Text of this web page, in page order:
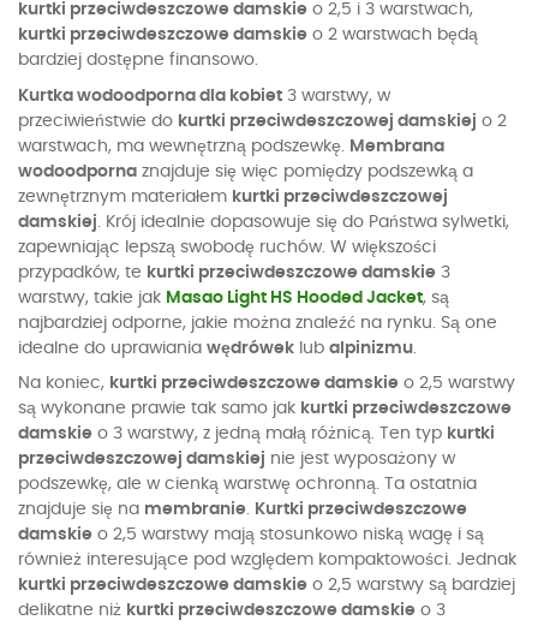
kurtki przeciwdeszczowe damskie o 2,5 i 3 warstwach,
kurtki przeciwdeszczowe damskie o 2 warstwach będą
bardziej dostępne finansowo.
Kurtka wodoodporna dla kobiet 3 warstwy, w
przeciwieństwie do kurtki przeciwdeszczowej damskiej o 2
warstwach, ma wewnętrzną podszewkę.
Membrana
wodoodporna znajduje się więc pomiędzy podszewką a
zewnętrznym materiałem kurtki przeciwdeszczowej
damskiej . Krój idealnie dopasowuje się do Państwa sylwetki,
zapewniając lepszą swobodę ruchów. W większości
przypadków, te kurtki przeciwdeszczowe damskie 3
warstwy, takie jak Masao Light HS Hooded Jacket, są
najbardziej odporne, jakie można znaleźć na rynku. Są one
idealne do uprawiania wędrówek lub alpinizmu
Na koniec, kurtki przeciwdeszczowe damskie o 2,5 warstwy
są wykonane prawie tak samo jak kurtki przeciwdeszczowe
damskie o 3 warstwy, z jedną małą różnicą. Ten typ kurtki
przeciwdeszczowej damskiej nie jest wyposażony w
podszewkę, ale w cienką warstwę ochronną. Ta ostatnia
znajduje się na membranie. Kurtki przeciwdeszczowe
damskie o 2,5 warstwy mają stosunkowo niską wagę i są
również interesujące pod względem kompaktowości. Jednak
kurtki przeciwdeszczowe damskie o 2,5 warstwy są bardziej
delikatne niż kurtki przeciwdeszczowe damskie o 3